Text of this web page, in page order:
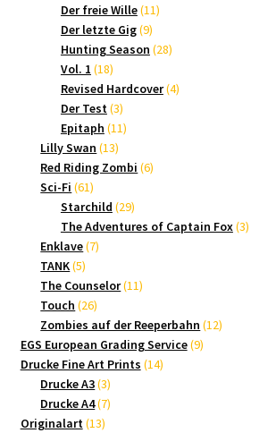
Produkte
Der freie Wille 1111
Der letzte Gig 99
Produkte
Hunting Season 2828
Vol. 1 1818
Produkte
Revised Hardcover 44
Der Test 33
Produkte
Epitaph 1111
Lilly Swan 1313
Produkte
Red Riding Zombi 66
Sci-Fi 6161
Produkte
Starchild 2929
Produkte
The Adventures of Captain Fox 33
Enklave 77
TANK 55
Produkte
The Counselor 1111
Touch 2626
Produkte
Zombies auf der Reeperbahn 1212
EGS European Grading Service 99
Drucke Fine Art Prints 1414
Drucke A3 33
Produkte
Drucke A4 77
Originalart 1313